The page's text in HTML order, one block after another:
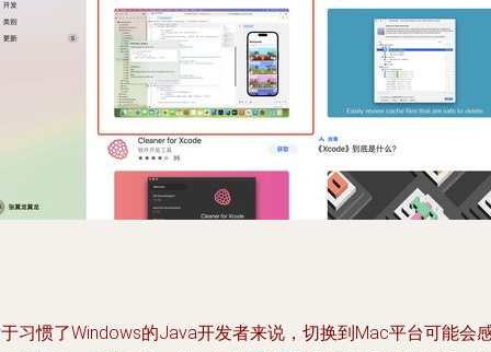
习惯了Windows的Java开发者来说，切换到Mac平台可能会